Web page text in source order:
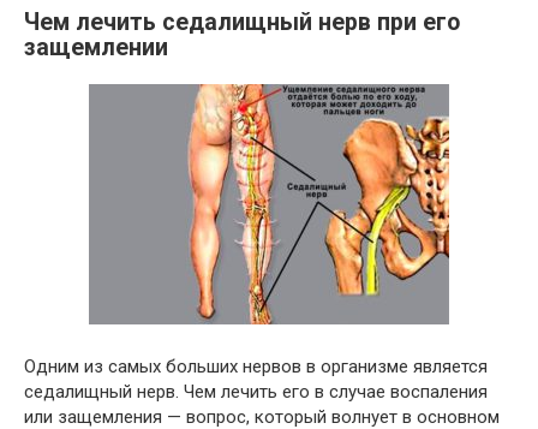
Чем лечить седалищный нерв при его
защемлении
Одним из самых больших нервов в организме является
седалищный нерв. Чем лечить его в случае воспаления
или защемления — вопрос, который волнует в основном